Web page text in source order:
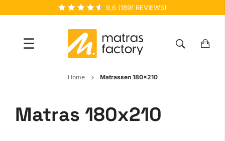
9,6 (1891 REVIEWS)
☰
inhoud
Home Matrassen 180x210
Matras 180x210